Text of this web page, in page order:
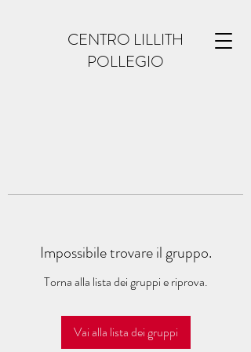
CENTRO LILLITH
POLLEGIO
Impossibile trovare il gruppo.
Torna alla lista dei gruppi e riprova.
Vai alla lista dei gruppi